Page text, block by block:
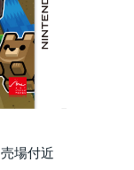
場付近